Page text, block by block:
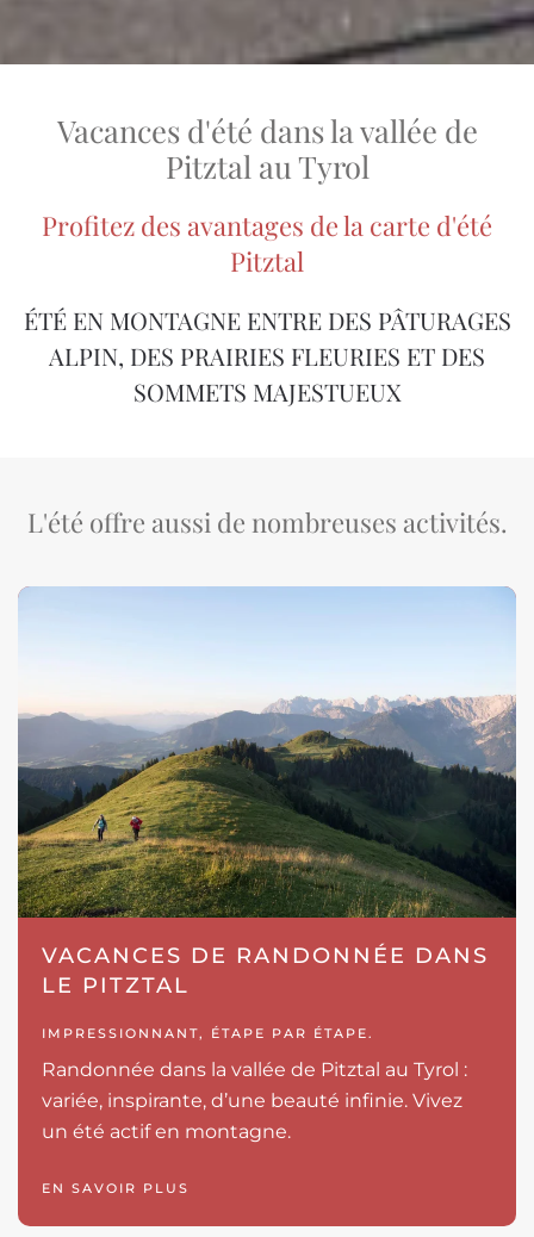
Vacances d'été dans la vallée de
Pitztal au Tyrol
Profitez des avantages de la carte d'été
Pitztal
ÉTÉ EN MONTAGNE ENTRE DES PÂTURAGES
ALPIN, DES PRAIRIES FLEURIES ET DES
SOMMETS MAJESTUEUX
L'été offre aussi de nombreuses activités.
VACANCES DE RANDONNÉE DANS
LE PITZTAL
IMPRESSIONNANT, ÉTAPE PAR ÉTAPE.
Randonnée dans la vallée de Pitztal au Tyrol :
variée, inspirante, d’une beauté infinie. Vivez
un été actif en montagne.
EN SAVOIR PLUS